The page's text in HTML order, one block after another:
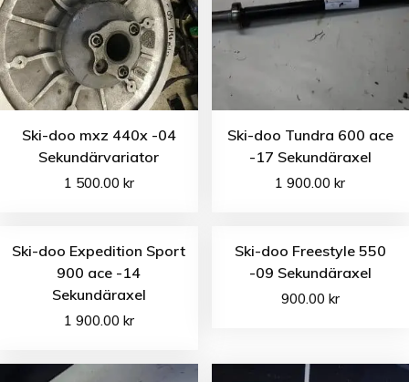
Ski-doo mxz 440x -04
Sekundärvariator
1 500.00 kr
Ski-doo Tundra 600 ace
-17 Sekundäraxel
1 900.00kr
Ski-doo Expedition Sport
900 ace -14
Sekundäraxel
1 900.00 kr
Ski-doo Freestyle 550
-09 Sekundäraxel
900.00 kr